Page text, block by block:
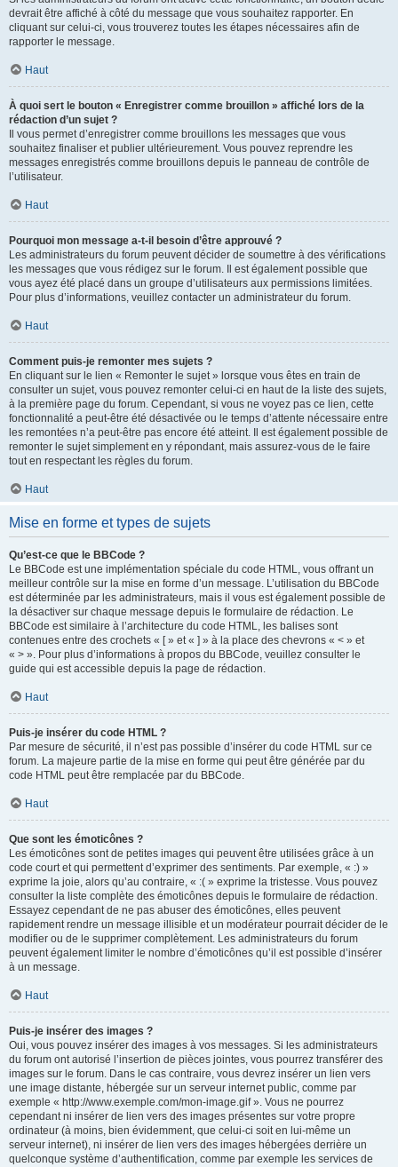
devrait être affiché à côté du message que vous souhaitez rapporter. En
cliquant sur celui-ci, vous trouverez toutes les étapes nécessaires afin de
rapporter le message.
Haut
À quoi sert le bouton « Enregistrer comme brouillon » affiché lors de la
rédaction d’un sujet ?
Il vous permet d’enregistrer comme brouillons les messages que vous
souhaitez finaliser et publier ultérieurement. Vous pouvez reprendre les
messages enregistrés comme brouillons depuis le panneau de contrôle de
l’utilisateur.
Haut
Pourquoi mon message a-t-il besoin d’être approuvé ?
Les administrateurs du forum peuvent décider de soumettre à des vérifications
les messages que vous rédigez sur le forum. Il est également possible que
vous ayez été placé dans un groupe d’utilisateurs aux permissions limitées.
Pour plus d’informations, veuillez contacter un administrateur du forum.
Haut
Comment puis-je remonter mes sujets ?
En cliquant sur le lien « Remonter le sujet » lorsque vous êtes en train de
consulter un sujet, vous pouvez remonter celui-ci en haut de la liste des sujets,
à la première page du forum. Cependant, si vous ne voyez pas ce lien, cette
fonctionnalité a peut-être été désactivée ou le temps d’attente nécessaire entre
les remontées n’a peut-être pas encore été atteint. Il est également possible de
remonter le sujet simplement en y répondant, mais assurez-vous de le faire
tout en respectant les règles du forum.
Haut
Mise en forme et types de sujets
Qu’est-ce que le BBCode ?
Le BBCode est une implémentation spéciale du code HTML, vous offrant un
meilleur contrôle sur la mise en forme d’un message. L’utilisation du BBCode
est déterminée par les administrateurs, mais il vous est également possible de
la désactiver sur chaque message depuis le formulaire de rédaction. Le
BBCode est similaire à l’architecture du code HTML, les balises sont
contenues entre des crochets « [ » et « ] » à la place des chevrons « < » et
« > ». Pour plus d’informations à propos du BBCode, veuillez consulter le
guide qui est accessible depuis la page de rédaction.
Haut
Puis-je insérer du code HTML ?
Par mesure de sécurité, il n’est pas possible d’insérer du code HTML sur ce
forum. La majeure partie de la mise en forme qui peut être générée par du
code HTML peut être remplacée par du BBCode.
Haut
Que sont les émoticônes ?
Les émoticônes sont de petites images qui peuvent être utilisées grâce à un
code court et qui permettent d’exprimer des sentiments. Par exemple, « :) »
exprime la joie, alors qu’au contraire, « :( » exprime la tristesse. Vous pouvez
consulter la liste complète des émoticônes depuis le formulaire de rédaction.
Essayez cependant de ne pas abuser des émoticônes, elles peuvent
rapidement rendre un message illisible et un modérateur pourrait décider de le
modifier ou de le supprimer complètement. Les administrateurs du forum
peuvent également limiter le nombre d’émoticônes qu’il est possible d’insérer
à un message.
Haut
Puis-je insérer des images ?
Oui, vous pouvez insérer des images à vos messages. Si les administrateurs
du forum ont autorisé l’insertion de pièces jointes, vous pourrez transférer des
images sur le forum. Dans le cas contraire, vous devrez insérer un lien vers
une image distante, hébergée sur un serveur internet public, comme par
exemple « http://www.exemple.com/mon-image.gif ». Vous ne pourrez
cependant ni insérer de lien vers des images présentes sur votre propre
ordinateur (à moins, bien évidemment, que celui-ci soit en lui-même un
serveur internet), ni insérer de lien vers des images hébergées derrière un
quelconque système d’authentification, comme par exemple les services de